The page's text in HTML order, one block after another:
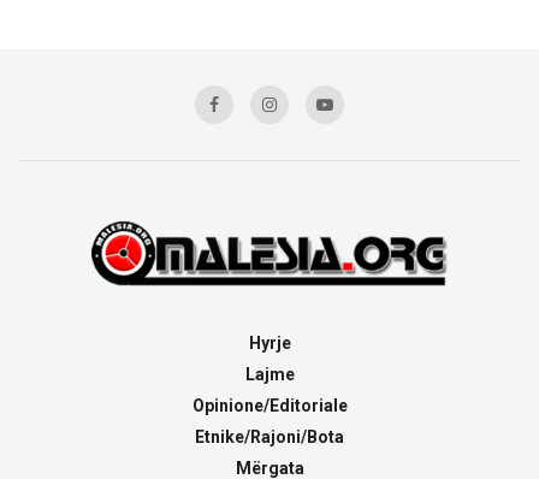
Hyrje
Lajme
Opinione/Editoriale
Etnike/Rajoni/Bota
Mërgata